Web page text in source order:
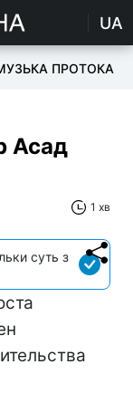
UA
ПРОТОКА
Асад
1 хв
суть з